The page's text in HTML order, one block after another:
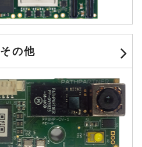
その他